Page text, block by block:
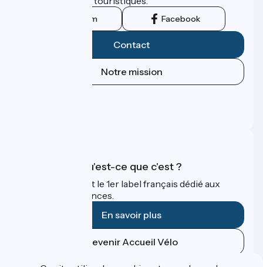
Instagram Facebook
Contact
Notre mission
Accueil Vélo qu'est-ce que c'est ?
Accueil Vélo c'est le 1er label français dédié aux
cyclistes en vacances.
En savoir plus
Devenir Accueil Vélo